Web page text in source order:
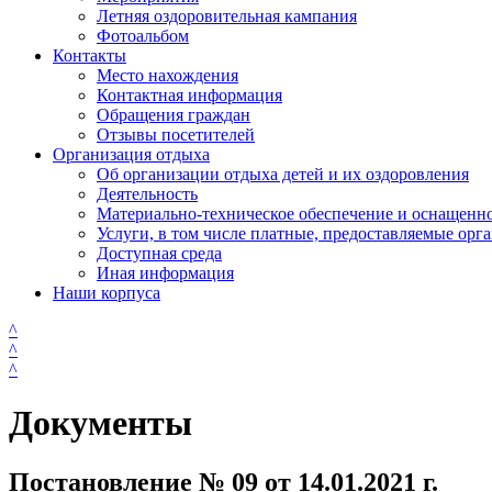
Летняя оздоровительная кампания
Фотоальбом
Контакты
Место нахождения
Контактная информация
Обращения граждан
Отзывы посетителей
Организация отдыха
Об организации отдыха детей и их оздоровления
Деятельность
Материально-техническое обеспечение и
Услуги, в том числе платные, предоставляемые
Доступная среда
Иная информация
Наши корпуса
^
^
^
Документы
Постановление № 09 от 14.01.2021 г.